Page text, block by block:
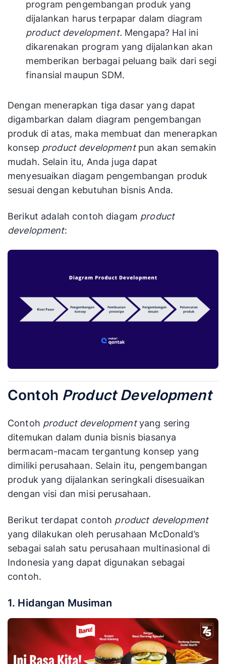
program pengembangan produk yang
dijalankan harus terpapar dalam diagram
product development. Mengapa? Hal ini
dikarenakan program yang dijalankan akan
memberikan berbagai peluang baik dari segi
finansial maupun SDM.
Dengan menerapkan tiga dasar yang dapat
digambarkan dalam diagram pengembangan
produk di atas, maka membuat dan menerapkan
konsep product development pun akan semakin
mudah. Selain itu, Anda juga dapat
menyesuaikan diagam pengembangan produk
sesuai dengan kebutuhan bisnis Anda.
Berikut adalah contoh diagam product
development:
Contoh Product Development
Contoh product developmentyang sering
ditemukan dalam dunia bisnis biasanya
bermacam-macam tergantung konsep yang
dimiliki perusahaan. Selain itu, pengembangan
produk yang dijalankan seringkali disesuaikan
dengan visi dan misi perusahaan.
Berikut terdapat contoh product development
yang dilakukan oleh perusahaan McDonald’s
sebagai salah satu perusahaan multinasional di
Indonesia yang dapat digunakan sebagai
contoh.
1. Hidangan Musiman